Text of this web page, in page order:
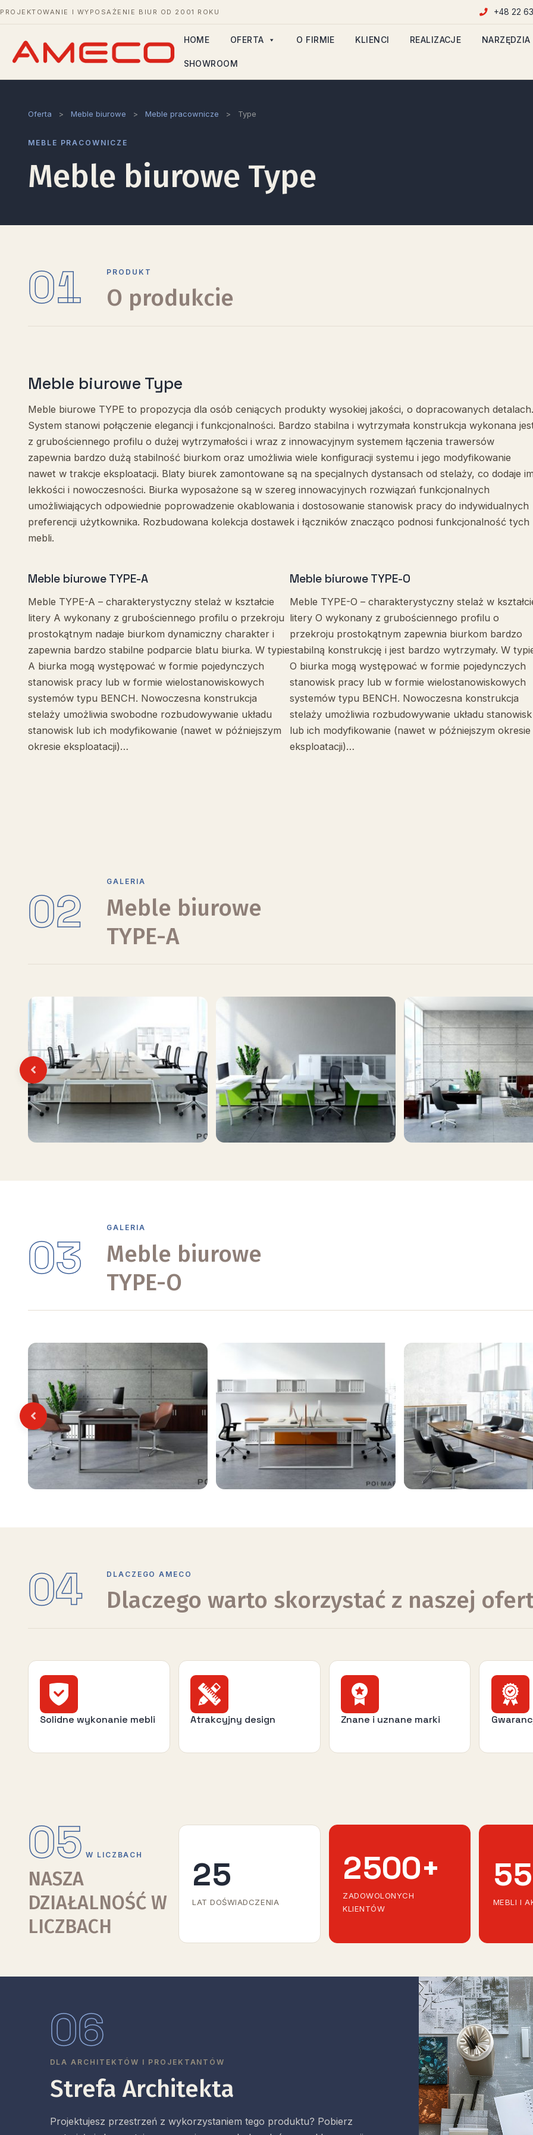
PROJEKTOWANIE I WYPOSAŻENIE BIUR OD 2001 ROKU +48 22
HOME OFERTA O FIRMIE KLIENCI REALIZACJE NARZĘDZIA
SHOWROOM
Oferta > Meble biurowe > Meble pracownicze > Type
MEBLE PRACOWNICZE
Meble biurowe Type
01 PRODUKT
O produkcie
Meble biurowe Type
Meble biurowe TYPE to propozycja dla osób ceniących produkty wysokiej jakości, o dopracowanych detalach.
System stanowi połączenie elegancji i funkcjonalności. Bardzo stabilna i wytrzymała konstrukcja wykonana
z grubościennego profilu o dużej wytrzymałości i wraz z innowacyjnym systemem łączenia trawersów
zapewnia bardzo dużą stabilność biurkom oraz umożliwia wiele konfiguracji systemu i jego modyfikowanie
nawet w trakcje eksploatacji. Blaty biurek zamontowane są na specjalnych dystansach od stelaży, co dodaje
lekkości i nowoczesności. Biurka wyposażone są w szereg innowacyjnych rozwiązań funkcjonalnych
umożliwiających odpowiednie poprowadzenie okablowania i dostosowanie stanowisk pracy do indywidualnych
preferencji użytkownika. Rozbudowana kolekcja dostawek i łączników znacząco podnosi funkcjonalność tych
mebli.
Meble biurowe TYPE-A
Meble TYPE-A – charakterystyczny stelaż w kształcie
litery A wykonany z grubościennego profilu o przekroju
prostokątnym nadaje biurkom dynamiczny charakter i
zapewnia bardzo stabilne podparcie blatu biurka. W typie
A biurka mogą występować w formie pojedynczych
stanowisk pracy lub w formie wielostanowiskowych
systemów typu BENCH. Nowoczesna konstrukcja
stelaży umożliwia swobodne rozbudowywanie układu
stanowisk lub ich modyfikowanie (nawet w późniejszym
okresie eksploatacji)…
Meble biurowe TYPE-O
Meble TYPE-O – charakterystyczny stelaż w
litery O wykonany z grubościennego profilu o
przekroju prostokątnym zapewnia biurkom bardzo
stabilną konstrukcję i jest bardzo wytrzymały. W
O biurka mogą występować w formie pojedynczych
stanowisk pracy lub w formie wielostanowiskowych
systemów typu BENCH. Nowoczesna konstrukcja
stelaży umożliwia rozbudowywanie układu stanowisk
lub ich modyfikowanie (nawet w późniejszym okresie
eksploatacji)…
02
GALERIA
Meble biurowe
TYPE-A
Previous
03
GALERIA
Meble biurowe
TYPE-O
Previous
04 DLACZEGO AMECO
Dlaczego warto skorzystać z naszej
Solidne wykonanie mebli Atrakcyjny design Znane i uznane marki
05 W LICZBACH
NASZA
DZIAŁALNOŚĆ W
LICZBACH
25
LAT DOŚWIADCZENIA
2500+
ZADOWOLONYCH
KLIENTÓW
MEBLI I
06
DLA ARCHITEKTÓW I PROJEKTANTÓW
Strefa Architekta
Projektujesz przestrzeń z wykorzystaniem tego produktu? Pobierz